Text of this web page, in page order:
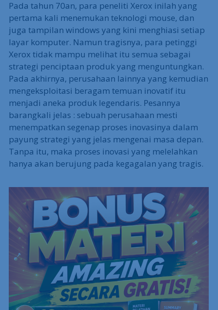
Pada tahun 70an, para peneliti Xerox inilah yang
pertama kali menemukan teknologi mouse, dan
juga tampilan windows yang kini menghiasi setiap
layar komputer. Namun tragisnya, para petinggi
Xerox tidak mampu melihat itu semua sebagai
strategi penciptaan produk yang menguntungkan.
Pada akhirnya, perusahaan lainnya yang kemudian
mengeksploitasi beragam temuan inovatif itu
menjadi aneka produk legendaris. Pesannya
barangkali jelas : sebuah perusahaan mesti
menempatkan segenap proses inovasinya dalam
payung strategi yang jelas mengenai masa depan.
Tanpa itu, maka proses inovasi yang melelahkan
hanya akan berujung pada kegagalan yang tragis.